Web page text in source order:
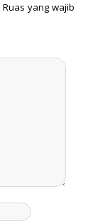
Ruas yang wajib